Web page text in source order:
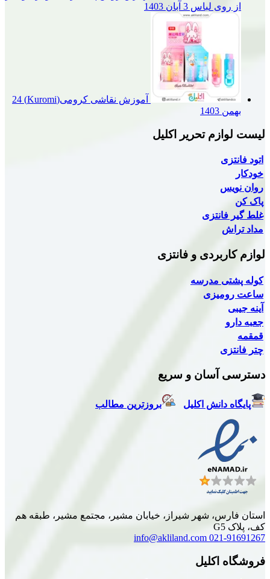
از روی لباس 3 آبان 1403
آموزش نقاشی کرومی(Kuromi)
24
بهمن 1403
لیست لوازم تحریر اکلیل
اتود فانتزی
خودکار
روان نویس
پاک کن
غلط گیر فانتزی
مداد تراش
لوازم کاربردی و فانتزی
کوله پشتی مدرسه
ساعت رومیزی
آینه جیبی
جعبه دارو
قمقمه
چتر فانتزی
دسترسی آسان و سریع
پایگاه دانش اکلیل بروزترین مطالب
استان فارس، شهر شیراز، خیابان مشیر، مجتمع مشیر، طبقه هم
کف، پلاک G5
021-91691267
info@akliland.com
فروشگاه اکلیل